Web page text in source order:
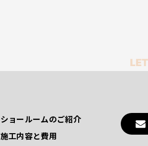
ショールームのご紹介
施工内容と費用